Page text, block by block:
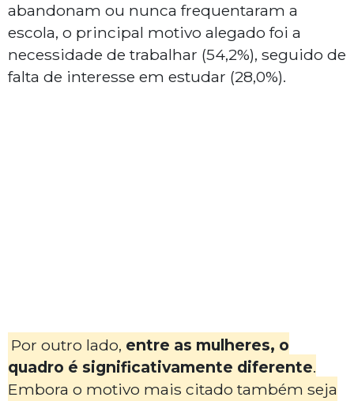
abandonam ou nunca frequentaram a
escola, o principal motivo alegado foi a
necessidade de trabalhar (54,2%), seguido de
falta de interesse em estudar (28,0%).
Por outro lado, entre as mulheres, o
quadro é significativamente diferente.
Embora o motivo mais citado também seja